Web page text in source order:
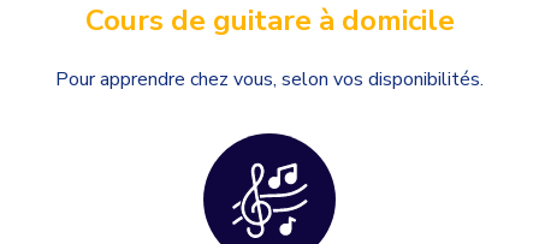
Cours de guitare à domicile
Pour apprendre chez vous, selon vos disponibilités.